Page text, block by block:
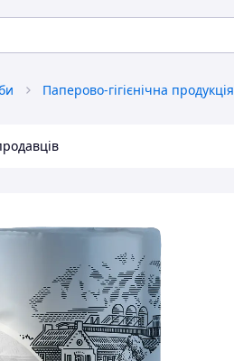
Паперово-гігієнічна продукція